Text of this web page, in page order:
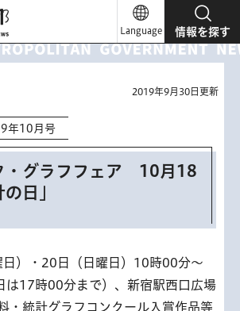
Language 情報を探す
2019年9月30日更新
年10月号
・グラフフェア 10月18
日」
）・20日（日曜日）10時00分～
は17時00分まで）、新宿駅西口広場
・統計グラフコンクール入賞作品等